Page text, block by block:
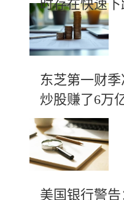
时存在快速
东芝第一财季
炒股赚了6万
美国银行警